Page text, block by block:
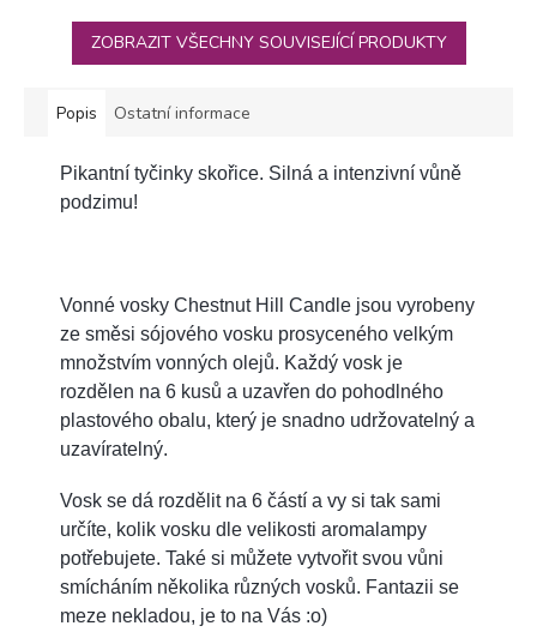
ZOBRAZIT VŠECHNY SOUVISEJÍCÍ PRODUKTY
Popis Ostatní informace
Pikantní tyčinky skořice. Silná a intenzivní vůně
podzimu!
Vonné vosky Chestnut Hill Candle jsou vyrobeny
ze směsi sójového vosku prosyceného velkým
množstvím vonných olejů. Každý vosk je
rozdělen na 6 kusů a uzavřen do pohodlného
plastového obalu, který je snadno udržovatelný a
uzavíratelný.
Vosk se dá rozdělit na 6 částí a vy si tak sami
určíte, kolik vosku dle velikosti aromalampy
potřebujete. Také si můžete vytvořit svou vůni
smícháním několika různých vosků. Fantazii se
meze nekladou, je to na Vás :o)